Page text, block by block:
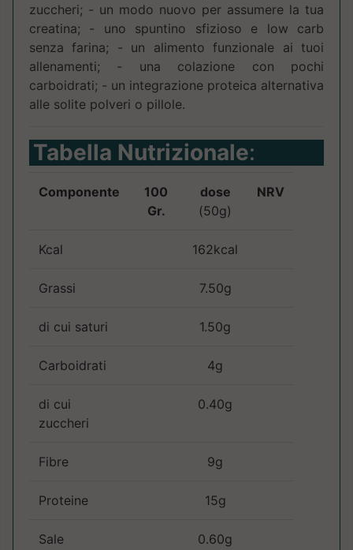
zuccheri; - un modo nuovo per assumere la tua
creatina; - uno spuntino sfizioso e low carb
senza farina; - un alimento funzionale ai tuoi
allenamenti; - una colazione con pochi
carboidrati; - un integrazione proteica alternativa
alle solite polveri o pillole.
Tabella Nutrizionale:
Componente
100
Gr.
dose
(50g)
NRV
Kcal 162kcal
Grassi 7.50g
di cui saturi 1.50g
Carboidrati 4g
di cui
zuccheri
0.40g
Fibre 9g
Proteine 15g
Sale 0.60g